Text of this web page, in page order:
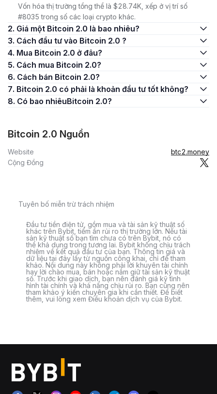
Vốn hóa thị trường tổng thể là $28.74K, xếp ở vị trí số
#8035 trong số các loại crypto khác.
2. Giá một Bitcoin 2.0 là bao nhiêu?
3. Cách đầu tư vào Bitcoin 2.0 ?
4. Mua Bitcoin 2.0 ở đâu?
5. Cách mua Bitcoin 2.0?
6. Cách bán Bitcoin 2.0?
7. Bitcoin 2.0 có phải là khoản đầu tư tốt không?
8. Có bao nhiêuBitcoin 2.0?
Bitcoin 2.0 Nguồn
Website
btc2.money
Cộng Đồng
Tuyên bố miễn trừ trách nhiệm
Đầu tư tiền điện tử, gồm mua và tài sản kỹ thuật số
khác trên Bybit, tiềm ẩn rủi ro thị trường lớn. Nếu tài
sản kỹ thuật số bạn tìm chưa có trên Bybit, nó có
thể khả dụng trong tương lai. Bybit không chịu trách
nhiệm về kết quả đầu tư của bạn. Thông tin giá và
dữ liệu tại đây lấy từ nguồn công khai, chỉ để tham
khảo. Nội dung này không phải lời khuyên tài chính
hay lời chào mua, bán hoặc nắm giữ tài sản kỹ thuật
số. Trước khi giao dịch, bạn nên đánh giá kỹ tình
hình tài chính và khả năng chịu rủi ro. Bạn cũng nên
tham khảo ý kiến chuyên gia khi cần thiết. Để biết
thêm, vui lòng xem Điều khoản dịch vụ của Bybit.